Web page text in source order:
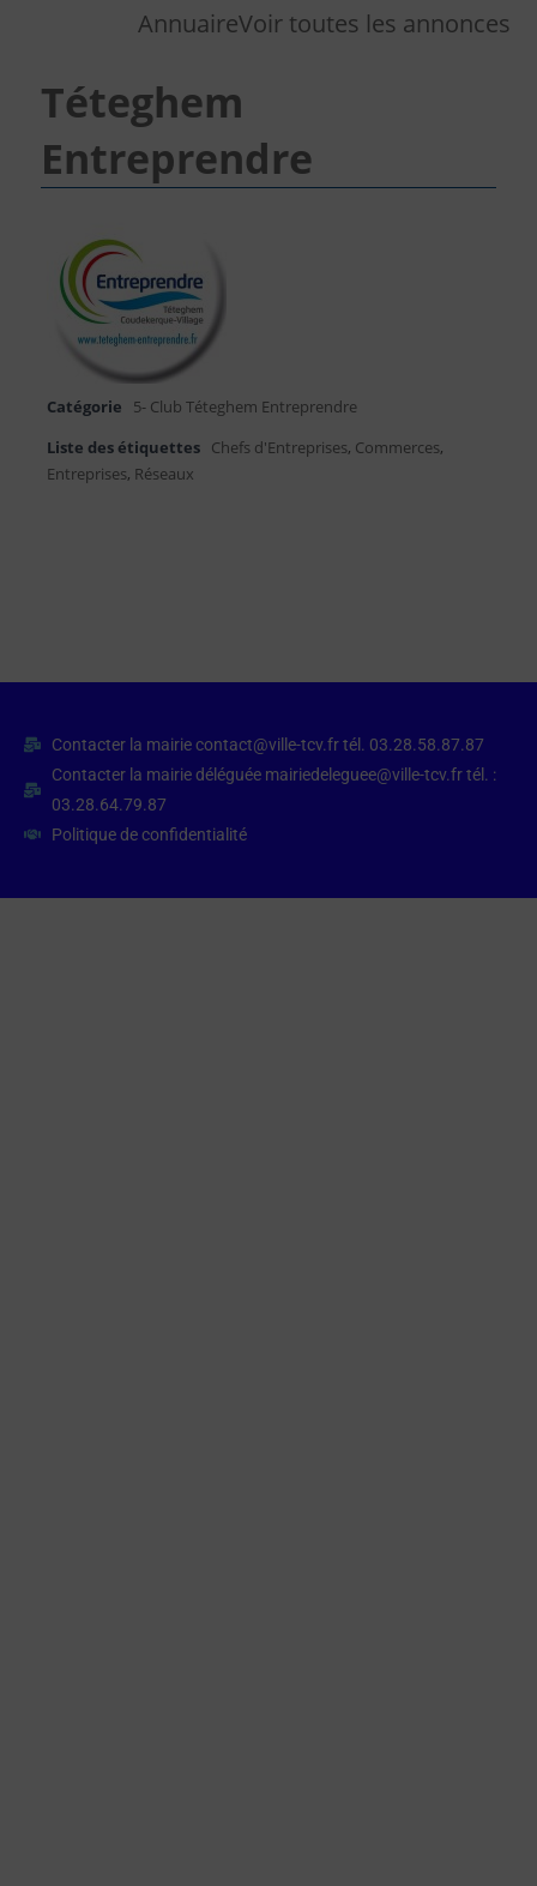
AnnuaireVoir toutes les annonces
Téteghem
Entreprendre
Catégorie
5- Club Téteghem Entreprendre
Liste des étiquettes Chefs d'Entreprises, Commerces,
Entreprises, Réseaux
Contacter la mairie contact@ville-tcv.fr tél. 03.28.58.87.87
Contacter la mairie déléguée mairiedeleguee@ville-tcv.fr tél. :
03.28.64.79.87
Politique de confidentialité